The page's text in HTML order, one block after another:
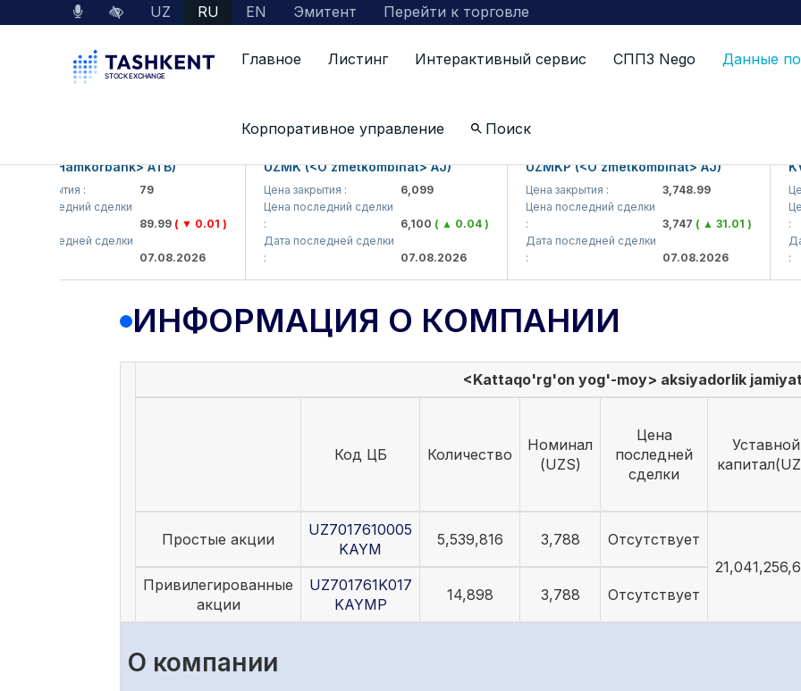
UZ RU EN Эмитент Перейти к торговле
Главное Листинг Интерактивный сервис СППЗ Nego Данные
Корпоративное управление Поиск
Информация о компании
(<Hamkorbank> ATB)
закрытия :
последний сделки
89.99( ▼ 0.01 )
последней сделки
07.08.2026
UZMK (<O'zmetkombinat> AJ)
Цена закрытия :
6,099
Цена последний сделки
6,100( ▲ 0.04 )
Дата последней сделки
07.08.2026
UZMKP (<O'zmetkombinat> AJ)
Цена закрытия :
3,748.99
Цена последний сделки
3,747( ▲ 31.01 )
Дата последней сделки
07.08.2026
Цена
Цена
Дата
ИНФОРМАЦИЯ О КОМПАНИИ
<Kattaqo'rg'on yog'-moy> aksiyadorlik
Код ЦБ Количество
Номинал
(UZS)
Цена
последней
сделки
Уставной
Простые акции
UZ7017610005
KAYM
5,539,816 3,788
Отсутствует
Привилегированные
акции
UZ701761K017
KAYMP
14,898 3,788 Отсутствует
О компании